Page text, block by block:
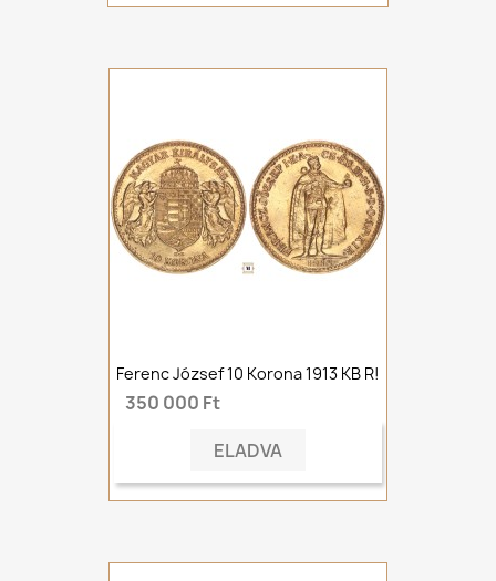
Ferenc József 10 Korona 1913 KB R!
350 000 Ft
ELADVA